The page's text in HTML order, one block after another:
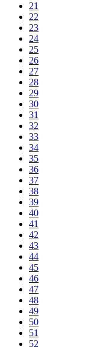
21
22
23
24
25
26
27
28
29
30
31
32
33
34
35
36
37
38
39
40
41
42
43
44
45
46
47
48
49
50
51
52